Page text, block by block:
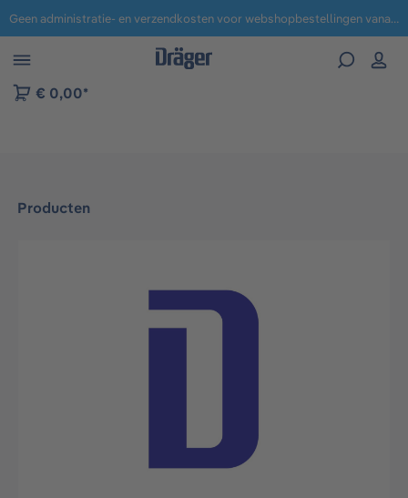
naar navigatie B2B-platform Geen administratie- en verzendkosten voor webshopbestellingen vanaf € 100,-.
€ 0,00*
Producten
Afbeeldingengalerij overslaan